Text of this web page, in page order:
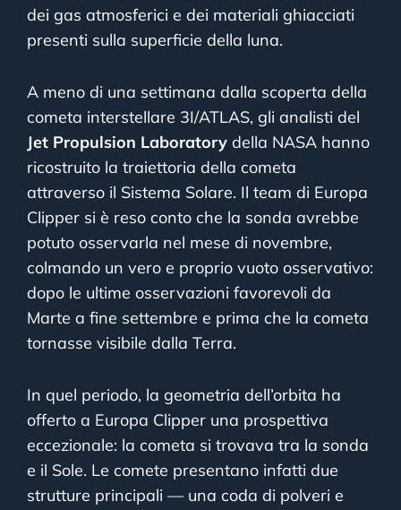
dei gas atmosferici e dei materiali ghiacciati
presenti sulla superficie della luna.
A meno di una settimana dalla scoperta della
cometa interstellare 3I/ATLAS, gli analisti del
Jet Propulsion Laboratory della NASA hanno
ricostruito la traiettoria della cometa
attraverso il Sistema Solare. Il team di Europa
Clipper si è reso conto che la sonda avrebbe
potuto osservarla nel mese di novembre,
colmando un vero e proprio vuoto osservativo:
dopo le ultime osservazioni favorevoli da
Marte a fine settembre e prima che la cometa
tornasse visibile dalla Terra.
In quel periodo, la geometria dell’orbita ha
offerto a Europa Clipper una prospettiva
eccezionale: la cometa si trovava tra la sonda
e il Sole. Le comete presentano infatti due
strutture principali — una coda di polveri e